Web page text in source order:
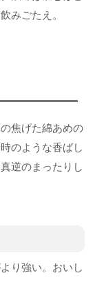
みごたえ。
焦げた綿あめの
のような香ばし
逆のまったりし
り強い。おいし